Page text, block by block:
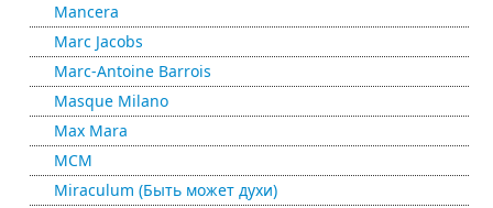
Mancera
Marc Jacobs
Marc-Antoine Barrois
Masque Milano
Max Mara
MCM
Miraculum (Быть может духи)